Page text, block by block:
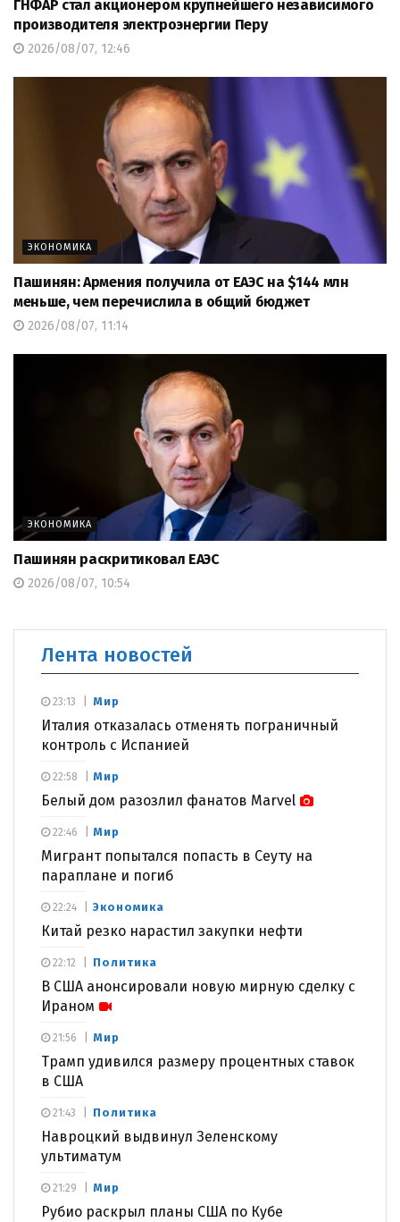
ГНФАР стал акционером крупнейшего независимого
производителя электроэнергии Перу
2026/08/07, 12:46
ЭКОНОМИКА
Пашинян: Армения получила от ЕАЭС на $144 млн
меньше, чем перечислила в общий бюджет
2026/08/07, 11:14
ЭКОНОМИКА
Пашинян раскритиковал ЕАЭС
2026/08/07, 10:54
Лента новостей
Мир
Италия отказалась отменять пограничный
контроль с Испанией
23:13
Мир
Белый дом разозлил фанатов Marvel
22:58
Мир
Мигрант попытался попасть в Сеуту на
параплане и погиб
22:46
Экономика
Китай резко нарастил закупки нефти
22:24
Политика
В США анонсировали новую мирную сделку с
Ираном
22:12
Мир
Трамп удивился размеру процентных ставок
в США
21:56
Политика
Навроцкий выдвинул Зеленскому
ультиматум
21:43
Мир
Рубио раскрыл планы США по Кубе
21:29